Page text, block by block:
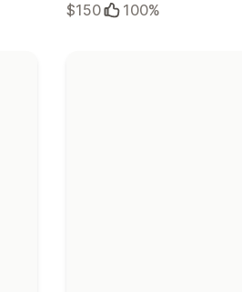
$150
100%